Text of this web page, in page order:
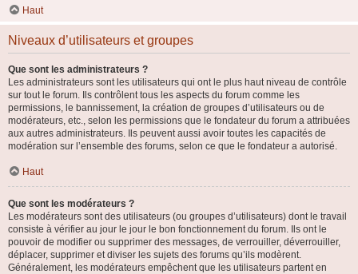
Haut
Niveaux d’utilisateurs et groupes
Que sont les administrateurs ?
Les administrateurs sont les utilisateurs qui ont le plus haut niveau de contrôle
sur tout le forum. Ils contrôlent tous les aspects du forum comme les
permissions, le bannissement, la création de groupes d’utilisateurs ou de
modérateurs, etc., selon les permissions que le fondateur du forum a attribuées
aux autres administrateurs. Ils peuvent aussi avoir toutes les capacités de
modération sur l’ensemble des forums, selon ce que le fondateur a autorisé.
Haut
Que sont les modérateurs ?
Les modérateurs sont des utilisateurs (ou groupes d’utilisateurs) dont le travail
consiste à vérifier au jour le jour le bon fonctionnement du forum. Ils ont le
pouvoir de modifier ou supprimer des messages, de verrouiller, déverrouiller,
déplacer, supprimer et diviser les sujets des forums qu’ils modèrent.
Généralement, les modérateurs empêchent que les utilisateurs partent en